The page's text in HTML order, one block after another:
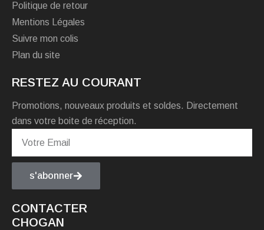
Politique de retour
Mentions Légales
Suivre mon colis
Plan du site
RESTEZ AU COURANT
Promotions, nouveaux produits et soldes. Directement
dans votre boite de réception.
s'abonner
CONTACTER
CHOGAN